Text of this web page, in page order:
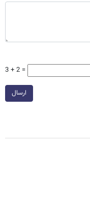
3 + 2 =
ارسال